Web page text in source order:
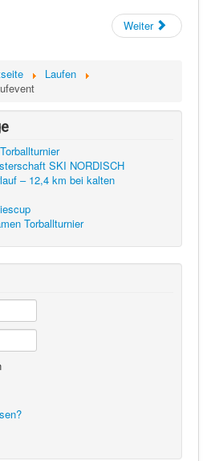
Weiter
Laufen
SKI NORDISCH
– 12,4 km bei kalten
Torballturnier